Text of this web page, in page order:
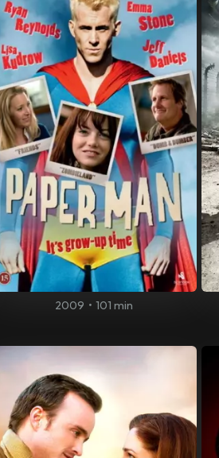
2009 • 101 min